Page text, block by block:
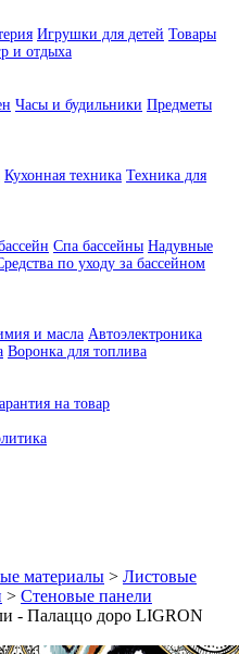
Игрушки для детей Товары
и отдыха
Часы и будильники Предметы
Кухонная техника Техника для
Спа бассейны Надувные
по уходу за бассейном
и масла Автоэлектроника
Воронка для топлива
на товар
материалы > Листовые
> Стеновые панели
- Палаццо доро LIGRON